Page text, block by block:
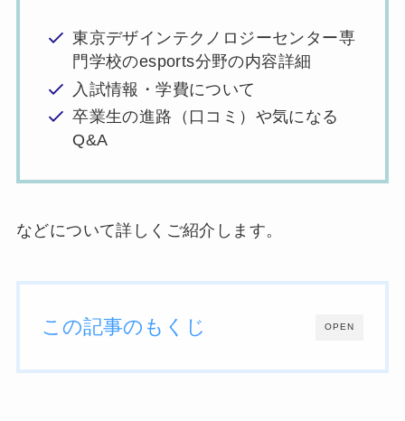
東京デザインテクノロジーセンター専
門学校のesports分野の内容詳細
入試情報・学費について
卒業生の進路（口コミ）や気になる
Q&A
などについて詳しくご紹介します。
OPEN
この記事のもくじ